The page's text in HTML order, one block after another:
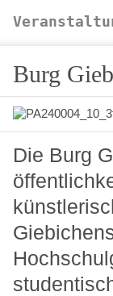
Burg
Die Burg